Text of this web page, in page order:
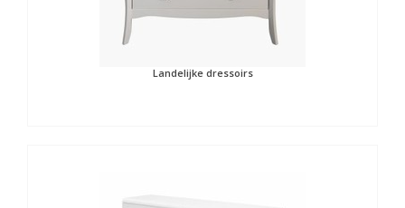
Landelijke dressoirs